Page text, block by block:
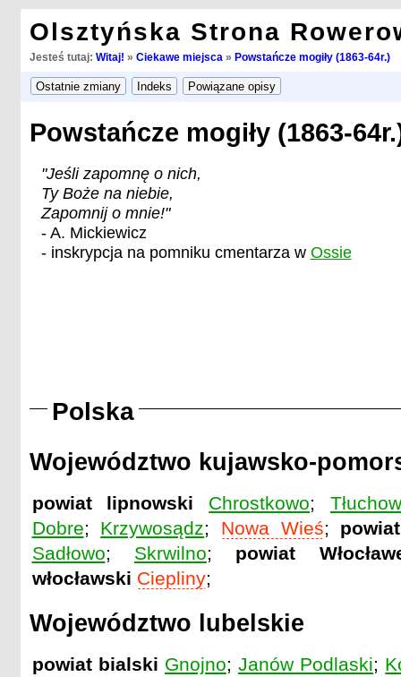
Olsztyńska Strona
Jesteś tutaj: Witaj! » Ciekawe miejsca » Powstańcze mogiły (1863-64r.)
Powstańcze mogiły (1863-
"Jeśli zapomnę o nich,
Ty Boże na niebie,
Zapomnij o mnie!"
- A. Mickiewicz
- inskrypcja na pomniku cmentarza w Ossie
Polska
Województwo kujawsko-
powiat lipnowski Chrostkowo;
Dobre; Krzywosądz; Nowa Wieś;
Sadłowo; Skrwilno; powiat
włocławski Ciepliny;
Województwo lubelskie
powiat bialski Gnojno; Janów Podlaski;